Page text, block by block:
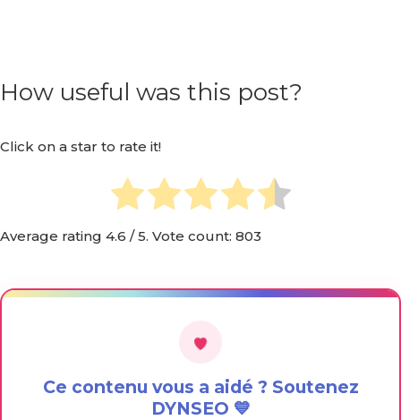
How useful was this post?
Click on a star to rate it!
Average rating 4.6 / 5. Vote count: 803
Ce contenu vous a aidé ? Soutenez
DYNSEO 💙